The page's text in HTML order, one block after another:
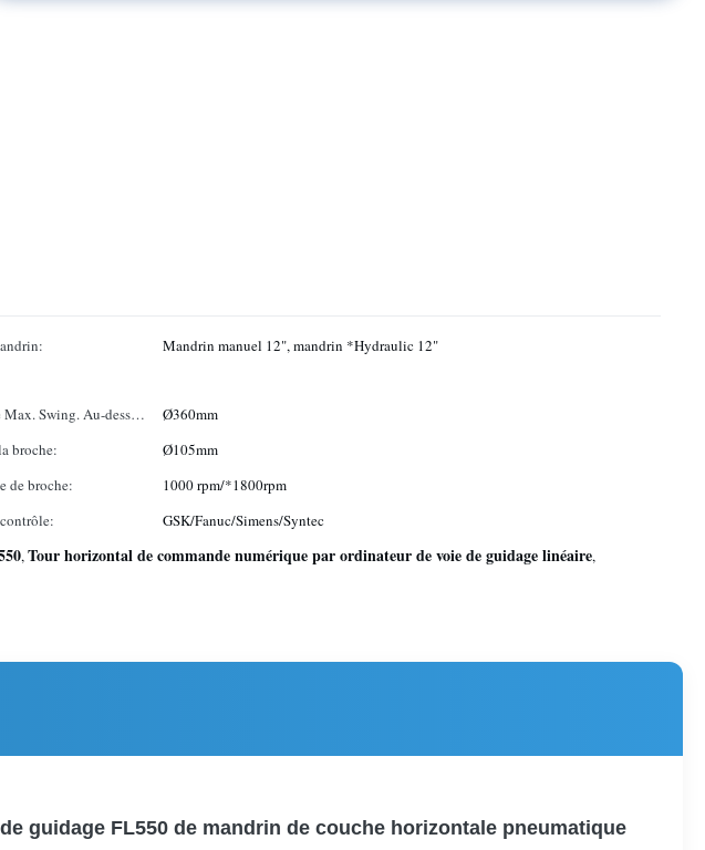
Mandrin manuel 12", mandrin *Hydraulic 12"
Max. Swing. Au-dessus
Ø360mm
broche:
Ø105mm
de broche:
1000 rpm/*1800rpm
GSK/Fanuc/Simens/Syntec
,Tour horizontal de commande numérique par ordinateur de voie de guidage linéaire,
guidage FL550 de mandrin de couche horizontale pneumatique